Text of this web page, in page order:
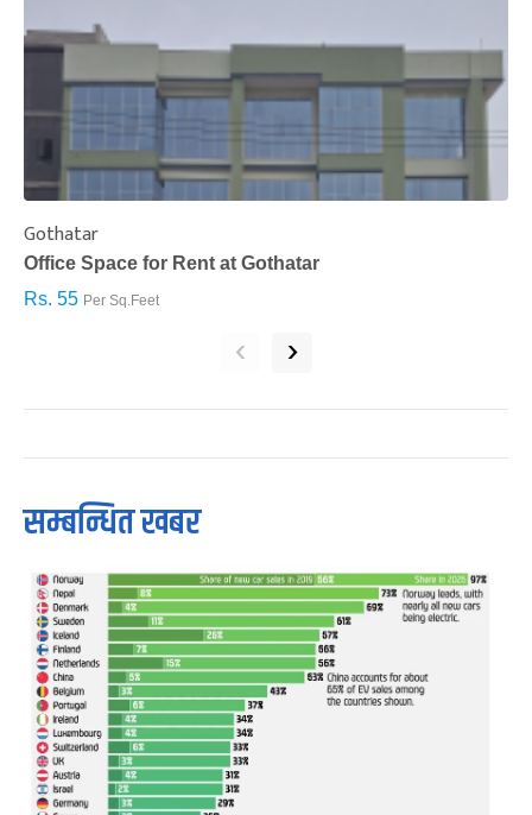
Gothatar
Office Space for Rent at Gothatar
Rs. 55 Per Sq.Feet
‹ ›
सम्बन्धित खबर